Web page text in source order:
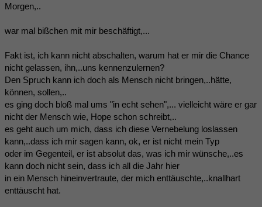
Morgen,..
war mal bißchen mit mir beschäftigt,...
Fakt ist, ich kann nicht abschalten, warum hat er mir die Chance
nicht gelassen, ihn,..uns kennenzulernen?
Den Spruch kann ich doch als Mensch nicht bringen,..hätte,
können, sollen,..
es ging doch bloß mal ums "in echt sehen",... vielleicht wäre er gar
nicht der Mensch wie, Hope schon schreibt,..
es geht auch um mich, dass ich diese Vernebelung loslassen
kann,..dass ich mir sagen kann, ok, er ist nicht mein Typ
oder im Gegenteil, er ist absolut das, was ich mir wünsche,..es
kann doch nicht sein, dass ich all die Jahr hier
in ein Mensch hineinvertraute, der mich enttäuschte,..knallhart
enttäuscht hat.